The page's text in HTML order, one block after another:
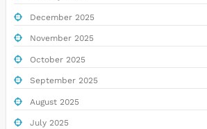
December 2025
November 2025
October 2025
September 2025
August 2025
July 2025